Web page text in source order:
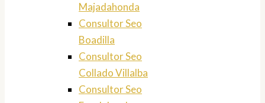
Majadahonda
Consultor Seo
Boadilla
Consultor Seo
Collado Villalba
Consultor Seo